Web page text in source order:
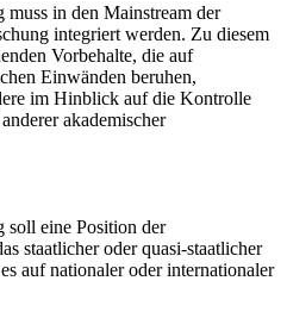
in den Mainstream der
integriert werden. Zu diesem
Vorbehalte, die auf
Einwänden beruhen,
im Hinblick auf die Kontrolle
akademischer
eine Position der
staatlicher oder quasi-staatlicher
auf nationaler oder internationaler